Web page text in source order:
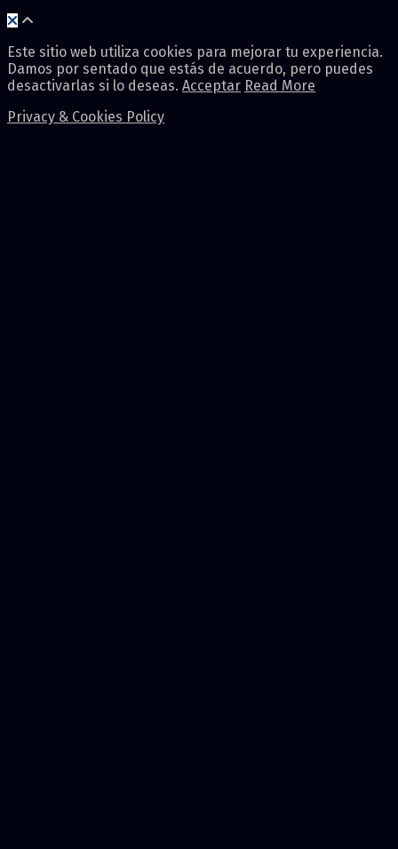
Este sitio web utiliza cookies para mejorar tu experiencia.
Damos por sentado que estás de acuerdo, pero puedes
desactivarlas si lo deseas. Acceptar Read More
Privacy & Cookies Policy